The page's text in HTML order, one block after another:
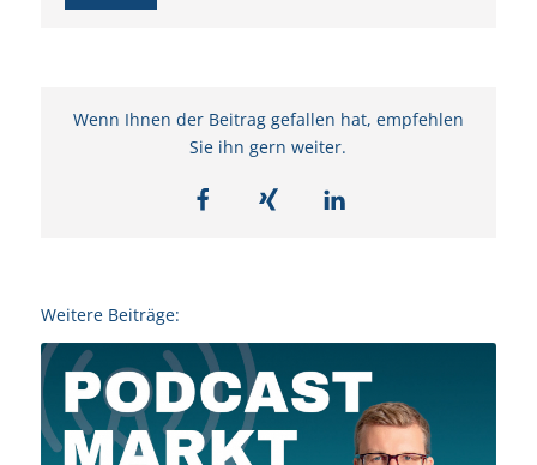
Wenn Ihnen der Beitrag gefallen hat, empfehlen
Sie ihn gern weiter.
Weitere Beiträge: